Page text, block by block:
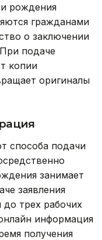
рождения
гражданами
о заключении
подаче
копии
оригиналы
способа подачи
занимает
заявления
до трех рабочих
информация
получения